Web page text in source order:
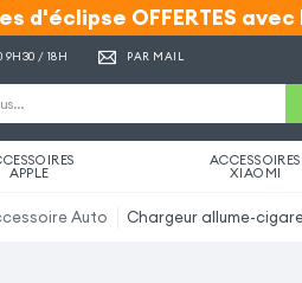
d'éclipse OFFERTES avec
d'éclipse OFFERTES avec
9H30 / 18H PAR MAIL
APPLE
ACCESSOIRES
XIAOMI
Auto Chargeur allume-